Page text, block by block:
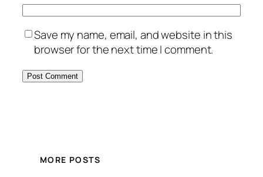
Save my name, email, and website in this
browser for the next time I comment.
MORE POSTS